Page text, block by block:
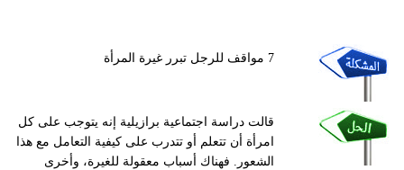
7 مواقف للرجل تبرر غيرة المرأة
قالت دراسة اجتماعية برازيلية إنه يتوجب على كل
امرأة أن تتعلم أو تتدرب على كيفية التعامل مع هذا
الشعور. فهناك أسباب معقولة للغيرة، وأخرى